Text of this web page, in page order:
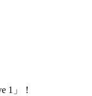
1」！